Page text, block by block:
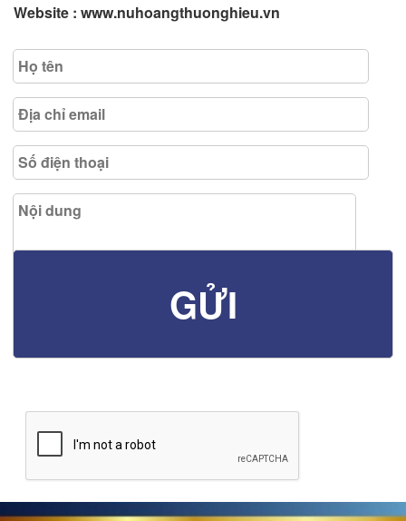
Website : www.nuhoangthuonghieu.vn